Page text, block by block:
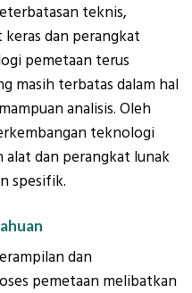
teknis,
dan perangkat
pemetaan terus
masih terbatas dalam hal
analisis. Oleh
teknologi
dan perangkat lunak
spesifik.
dan
pemetaan melibatkan